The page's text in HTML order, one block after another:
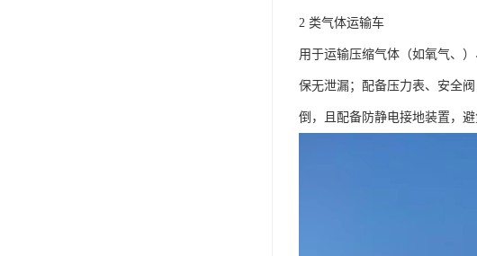
2 类气体运输车​
用于运输压缩气体（如氧气、
保无泄漏；配备压力表、安全
倒，且配备防静电接地装置，